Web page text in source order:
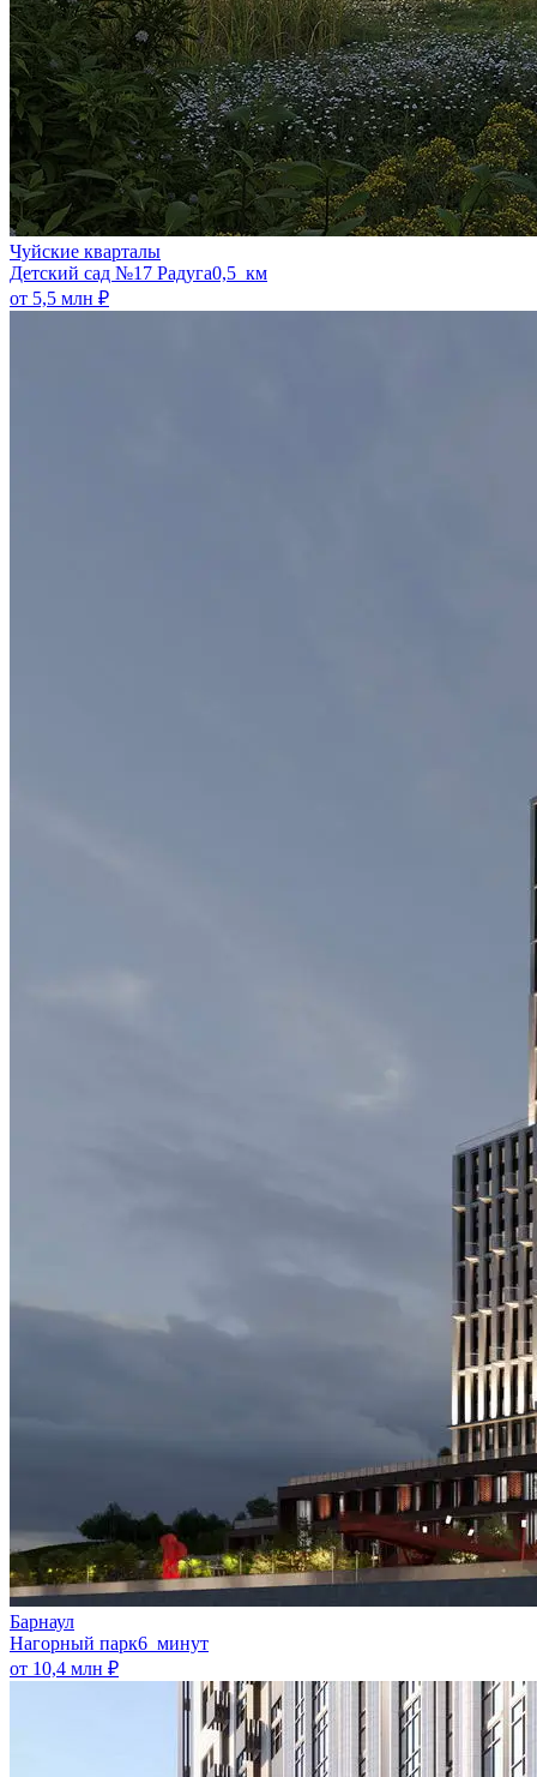
Чуйские кварталы
​Детский сад №17 Радуга0,5 км
от 5,5 млн ₽
Барнаул
Нагорный парк6 минут
от 10,4 млн ₽